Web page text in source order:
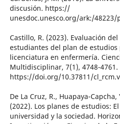
discusión. https://
unesdoc.unesco.org/ark:/48223/
Castillo, R. (2023). Evaluación
estudiantes del plan de estudios
licenciatura en enfermería.
Multidisciplinar, 7(1), 4748-4761.
https://doi.org/10.37811/
De La Cruz, R., Huapaya-Capcha,
(2022). Los planes de estudios:
universidad y la sociedad.